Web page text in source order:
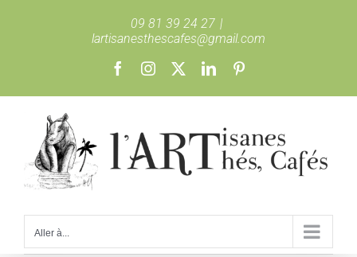
09 81 39 24 27 |
lartisanesthescafes@gmail.com
FacebookInstagram LinkedIn
Aller à...